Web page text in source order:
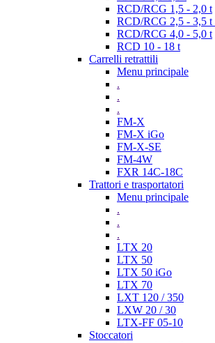
RCD/RCG 1,5 - 2,0 t
RCD/RCG 2,5 - 3,5 t
RCD/RCG 4,0 - 5,0 t
RCD 10 - 18 t
Carrelli retrattili
Menu principale
.
.
.
FM-X
FM-X iGo
FM-X-SE
FM-4W
FXR 14C-18C
Trattori e trasportatori
Menu principale
.
.
.
LTX 20
LTX 50
LTX 50 iGo
LTX 70
LXT 120 / 350
LXW 20 / 30
LTX-FF 05-10
Stoccatori